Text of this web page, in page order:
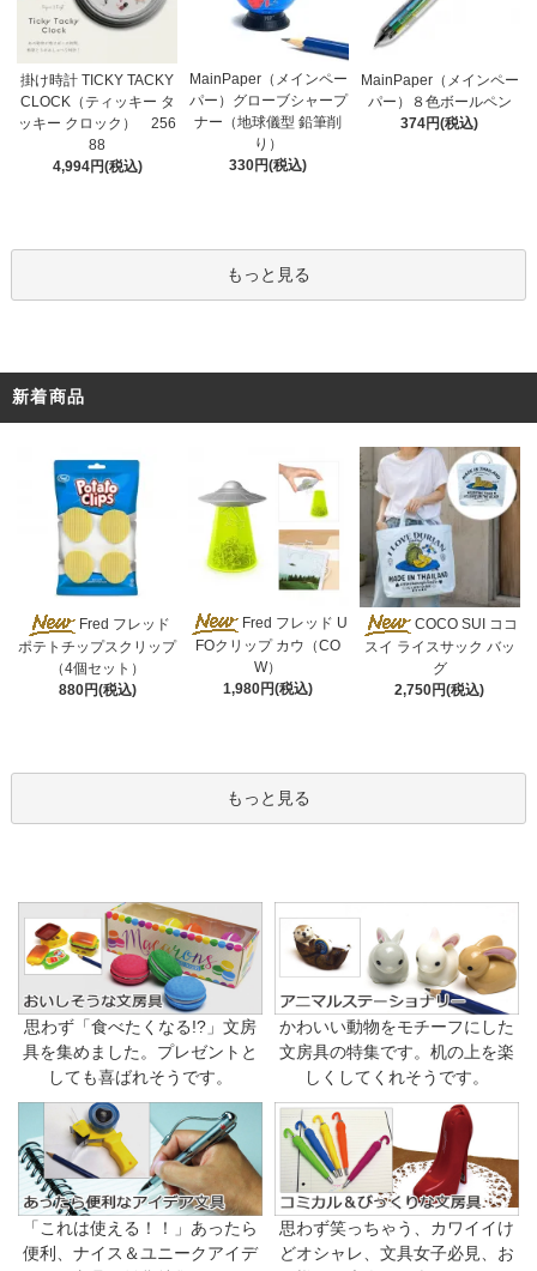
掛け時計 TICKY TACKY
CLOCK（ティッキー タ
ッキー クロック） 256
88
4,994円(税込)
MainPaper（メインペー
パー）グローブシャープ
ナー（地球儀型 鉛筆削
り）
330円(税込)
MainPaper（メインペー
パー）８色ボールペン
374円(税込)
もっと見る
新着商品
Fred フレッド
ポテトチップスクリップ
（4個セット）
880円(税込)
Fred フレッド U
FOクリップ カウ（CO
W）
1,980円(税込)
COCO SUI ココ
スイ ライスサック バッ
グ
2,750円(税込)
もっと見る
思わず「食べたくなる!?」文房
具を集めました。プレゼントと
しても喜ばれそうです。
かわいい動物をモチーフにした
文房具の特集です。机の上を楽
しくしてくれそうです。
「これは使える！！」あったら
便利、ナイス＆ユニークアイデ
思わず笑っちゃう、カワイイけ
どオシャレ、文具女子必見、お